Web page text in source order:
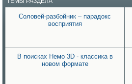
Соловей-разбойник – парадокс
восприятия
В поисках Немо 3D - классика в
новом формате